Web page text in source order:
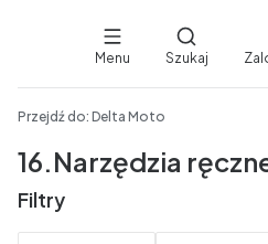
Menu
Otwórz
Szukaj
Przejdź do: Delta Moto
16.Narzędzia
Filtry